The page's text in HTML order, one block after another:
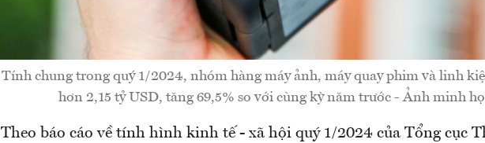
Tính chung trong quý 1/2024, nhóm hàng máy ảnh, máy quay phim và linh
hơn 2,15 tỷ USD, tăng 69,5% so với cùng kỳ năm trước - Ảnh minh
Theo báo cáo về tính hình kinh tế - xã hội quý 1/2024 của Tổng cục